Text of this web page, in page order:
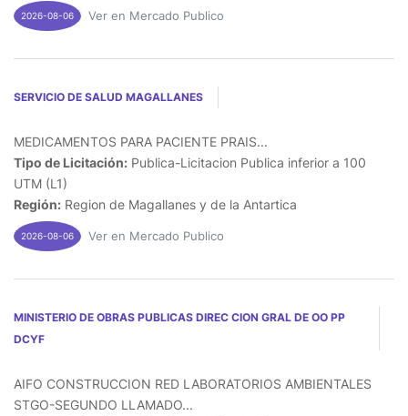
2026-08-06 Ver en Mercado Publico
SERVICIO DE SALUD MAGALLANES
MEDICAMENTOS PARA PACIENTE PRAIS...
Tipo de Licitación: Publica-Licitacion Publica inferior a 100
UTM (L1)
Región: Region de Magallanes y de la Antartica
2026-08-06 Ver en Mercado Publico
MINISTERIO DE OBRAS PUBLICAS DIREC CION GRAL DE OO PP
DCYF
AIFO CONSTRUCCION RED LABORATORIOS AMBIENTALES
STGO-SEGUNDO LLAMADO...